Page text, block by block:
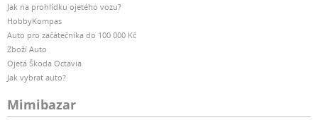
Jak na prohlídku ojetého vozu?
HobbyKompas
Auto pro začátečníka do 100 000 Kč
Zboží Auto
Ojetá Škoda Octavia
Jak vybrat auto?
Mimibazar